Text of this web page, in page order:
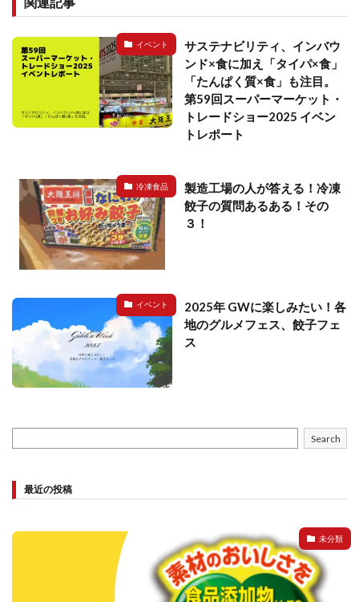
イベント
サステナビリティ、インバウ
ンド×食に加え「タイパ×食」
「たんぱく質×食」も注目。
第59回スーパーマーケット・
トレードショー2025 イベン
トレポート
冷凍食品
製造工場の人が答える！冷凍
餃子の質問あるある！その
３！
イベント
2025年 GWに楽しみたい！各
地のグルメフェス、餃子フェ
ス
Search
最近の投稿
未分類